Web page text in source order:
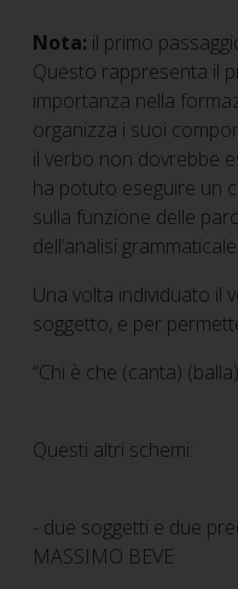
Nota: il primo
Questo rappresenta il
importanza nella
organizza i suoi
il verbo non dovrebbe
ha potuto eseguire un
sulla funzione delle
dell’analisi
Una volta individuato il
soggetto, e per
“Chi è che (canta)
Questi altri schemi:
- due soggetti e due
MASSIMO BEVE